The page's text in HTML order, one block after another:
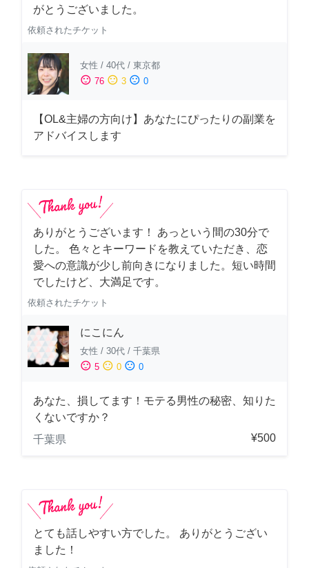
がとうございました。
依頼されたチケット
女性 / 40代 / 東京都
sentiment_satisfied 76 sentiment_neutral 3 sentiment_dissatisfied 0
【OL&主婦の方向け】あなたにぴったりの副業を
アドバイスします
ありがとうございます！ あっという間の30分で
した。 色々とキーワードを教えていただき、恋
愛への意識が少し前向きになりました。短い時間
でしたけど、大満足です。
依頼されたチケット
にこにん
女性 / 30代 / 千葉県
sentiment_satisfied 5 sentiment_neutral 0 sentiment_dissatisfied 0
あなた、損してます！モテる男性の秘密、知りた
くないですか？
千葉県
¥500
とても話しやすい方でした。 ありがとうござい
ました！